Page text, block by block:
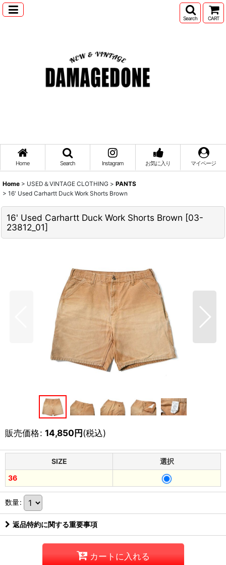
Search CART
Home Search Instagram お気に入り マイページ
Home > USED＆VINTAGE CLOTHING > PANTS
> 16' Used Carhartt Duck Work Shorts Brown
16' Used Carhartt Duck Work Shorts Brown [03-
23812_01]
販売価格: 14,850円(税込)
SIZE
選択
36
数量:
返品特約に関する重要事項
カートに入れる